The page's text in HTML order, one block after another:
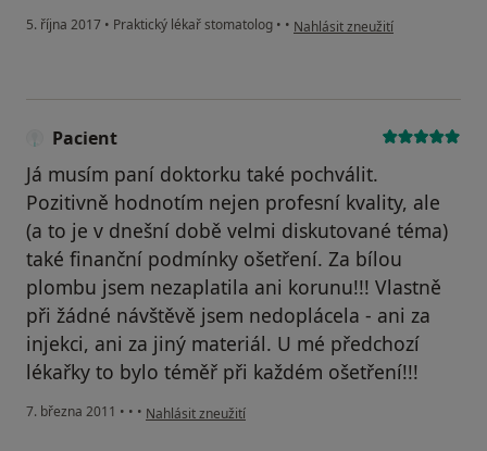
5. října 2017 • Praktický lékař stomatolog • • podle názoru uživatele Váš
Nahlásit zneužití
Pacient
Já musím paní doktorku také pochválit.
Pozitivně hodnotím nejen profesní kvality, ale
(a to je v dnešní době velmi diskutované téma)
také finanční podmínky ošetření. Za bílou
plombu jsem nezaplatila ani korunu!!! Vlastně
při žádné návštěvě jsem nedoplácela - ani za
injekci, ani za jiný materiál. U mé předchozí
lékařky to bylo téměř při každém ošetření!!!
7. března 2011 • • • podle názoru uživatele Pacient
Nahlásit zneužití